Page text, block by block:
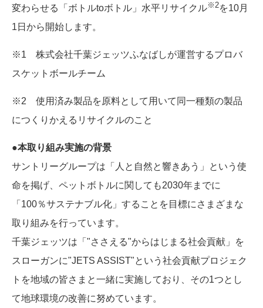
変わらせる「ボトルtoボトル」水平リサイクル※2を10月
1日から開始します。
※1 株式会社千葉ジェッツふなばしが運営するプロバ
スケットボールチーム
※2 使用済み製品を原料として用いて同一種類の製品
につくりかえるリサイクルのこと
●本取り組み実施の背景
サントリーグループは「人と自然と響きあう」という使
命を掲げ、ペットボトルに関しても2030年までに
「100％サステナブル化」することを目標にさまざまな
取り組みを行っています。
千葉ジェッツは「"ささえる"からはじまる社会貢献」を
スローガンに"JETS ASSIST"という社会貢献プロジェク
トを地域の皆さまと一緒に実施しており、その1つとし
て地球環境の改善に努めています。